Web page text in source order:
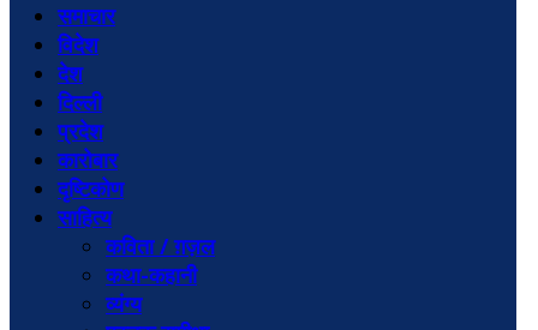
समाचार
विदेश
देश
दिल्ली
प्रदेश
कारोबार
दृष्टिकोण
साहित्य
कविता / ग़ज़ल
कथा-कहानी
व्यंग्य